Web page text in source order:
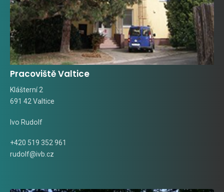
Pracoviště Valtice
Klášterní 2
691 42 Valtice
Ivo Rudolf
+420 519 352 961
rudolf@ivb.cz